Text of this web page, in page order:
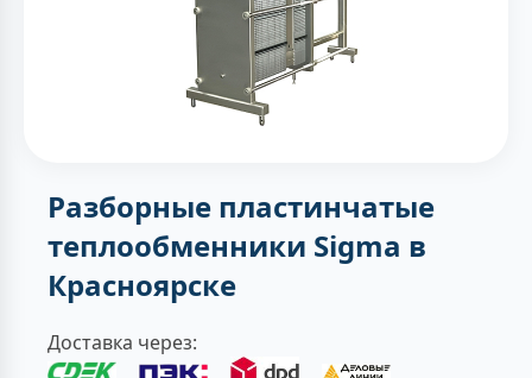
Разборные пластинчатые
теплообменники Sigma в
Красноярске
Доставка через: